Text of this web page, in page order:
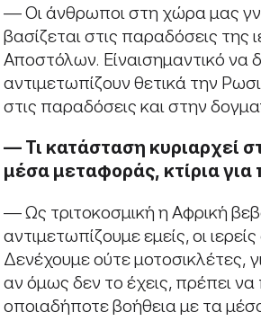
— Οι άνθρωποι στη χώρα μας
βασίζεται στις παραδόσεις της
Αποστόλων. Είναισημαντικό να
αντιμετωπίζουν θετικά την
στις παραδόσεις και στην
— Τι κατάσταση κυριαρχεί
μέσα μεταφοράς, κτίριαγια
— Ως τριτοκοσμική η Αφρική
αντιμετωπίζουμε εμείς, οι
Δενέχουμε ούτε μοτοσικλέτες,
αν όμως δεν το έχεις, πρέπει
οποιαδήποτε βοήθεια με τα